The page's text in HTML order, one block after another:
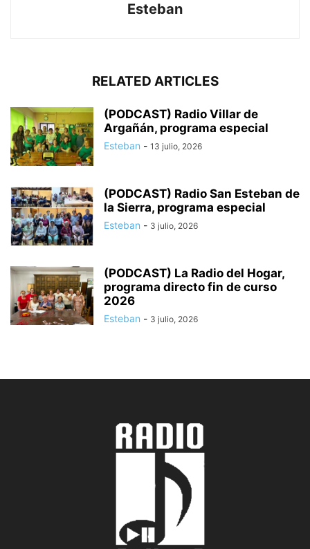
Esteban
RELATED ARTICLES
(PODCAST) Radio Villar de
Argañán, programa especial
Esteban - 13 julio, 2026
(PODCAST) Radio San Esteban de
la Sierra, programa especial
Esteban - 3 julio, 2026
(PODCAST) La Radio del Hogar,
programa directo fin de curso
2026
Esteban - 3 julio, 2026